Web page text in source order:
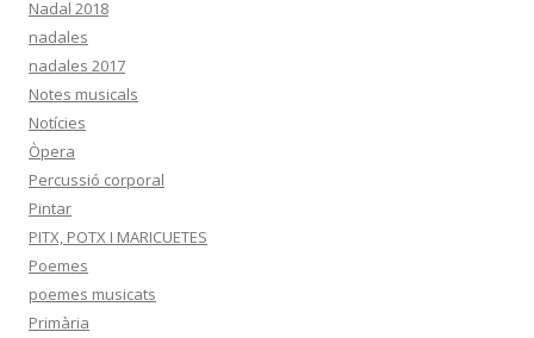
Nadal 2018
nadales
nadales 2017
Notes musicals
Notícies
Òpera
Percussió corporal
Pintar
PITX, POTX I MARICUETES
Poemes
poemes musicats
Primària